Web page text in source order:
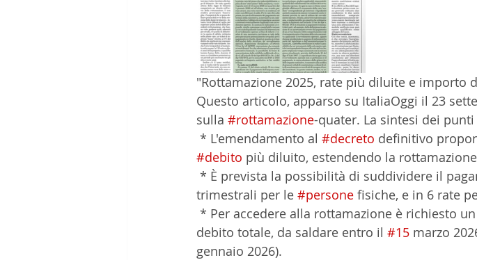
"Rottamazione 2025, rate più diluite e importo
Questo articolo, apparso su ItaliaOggi il 23
sulla #rottamazione-quater. La sintesi dei
* L'emendamento al #decreto definitivo
#debito più diluito, estendendo la
trimestrali per le #persone fisiche, e in 6 rate
* Per accedere alla rottamazione è richiesto
debito totale, da saldare entro il #15 marzo
gennaio 2026).